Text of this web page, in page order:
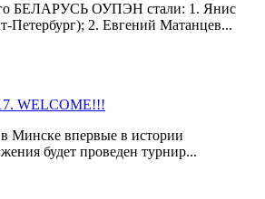
БЕЛАРУСЬ ОУПЭН стали: 1. Янис
Петербург); 2. Евгений Матанцев...
WELCOME!!!
в Минске впервые в истории
будет проведен турнир...